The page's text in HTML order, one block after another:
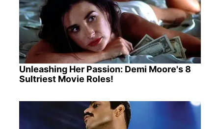
Unleashing Her Passion: Demi Moore's 8
Sultriest Movie Roles!